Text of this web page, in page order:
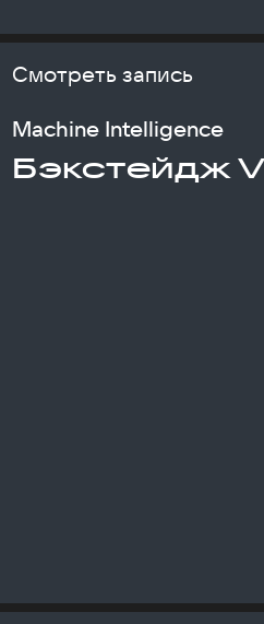
Смотреть запись
Machine Intelligence
Бэкстейдж